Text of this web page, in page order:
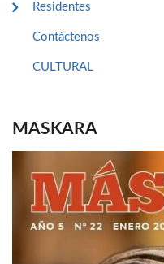
Residentes
Contáctenos
CULTURAL
MASKARA